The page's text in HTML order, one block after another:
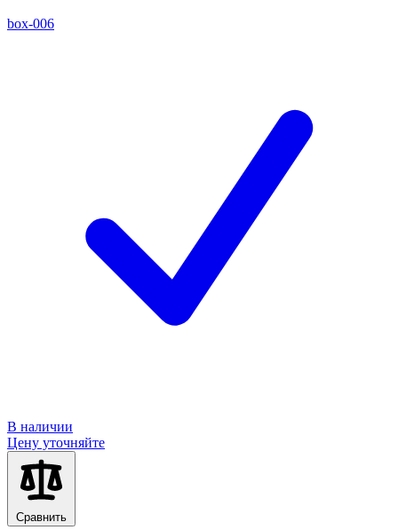
box-006
В наличии
Цену уточняйте
Сравнить